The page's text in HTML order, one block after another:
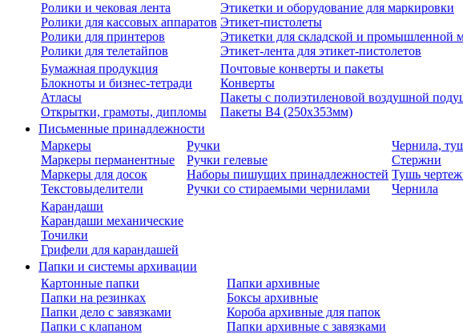
Ролики и чековая лента
Ролики для кассовых аппаратов
Ролики для принтеров
Ролики для телетайпов
Этикетки и оборудование для маркировки
Этикет-пистолеты
Этикетки для складской и промышленной
Этикет-лента для этикет-пистолетов
Бумажная продукция
Блокноты и бизнес-тетради
Атласы
Открытки, грамоты, дипломы
Почтовые конверты и пакеты
Конверты
Пакеты с полиэтиленовой воздушной
Пакеты В4 (250х353мм)
Письменные принадлежности
Маркеры
Маркеры перманентные
Маркеры для досок
Текстовыделители
Ручки
Ручки гелевые
Наборы пишущих принадлежностей
Ручки со стираемыми чернилами
Чернила,
Стержни
Тушь
Чернила
Карандаши
Карандаши механические
Точилки
Грифели для карандашей
Папки и системы архивации
Картонные папки
Папки на резинках
Папки дело с завязками
Папки с клапаном
Папки архивные
Боксы архивные
Короба архивные для папок
Папки архивные с завязками